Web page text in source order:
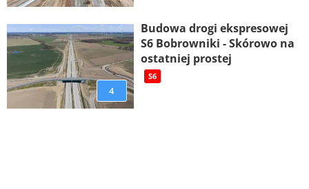
4
Budowa drogi ekspresowej
S6 Bobrowniki - Skórowo na
ostatniej prostej
S6